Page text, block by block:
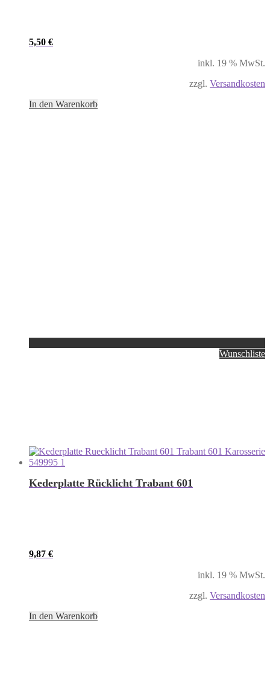
5,50 €
inkl. 19 % MwSt.
zzgl. Versandkosten
In den Warenkorb
Wunschliste
Kederplatte Rücklicht Trabant 601
9,87 €
inkl. 19 % MwSt.
zzgl. Versandkosten
In den Warenkorb